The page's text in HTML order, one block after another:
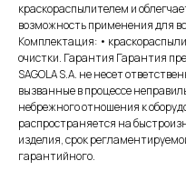
краскораспылителем и
возможность применения для
Комплектация: •
очистки. Гарантия Гарантия
SAGOLA S.A. не несет
вызванные в процессе
небрежного отношения к
распространяется на
изделия, срок
гарантийного.